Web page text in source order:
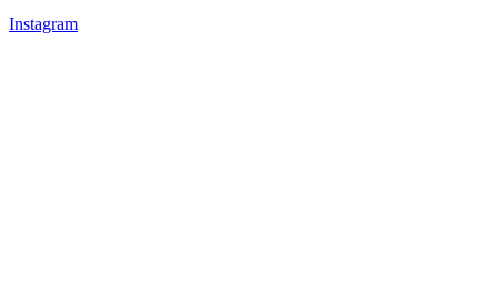
Instagram